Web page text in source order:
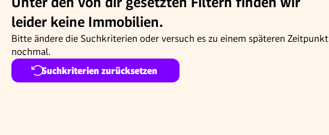
leider keine Immobilien.
Bitte ändere die Suchkriterien oder versuch es zu einem späteren Zeitpunkt
nochmal.
Suchkriterien zurücksetzen